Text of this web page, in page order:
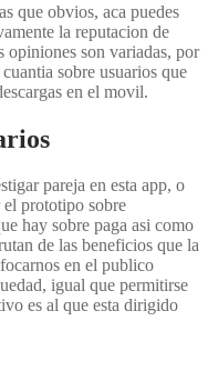
que obvios, aca puedes
la reputacion de
opiniones son variadas, por
sobre usuarios que
en el movil.
pareja en esta app, o
prototipo sobre
hay sobre paga asi­ como
de las beneficios que la
en el publico
igual que permitirse
es al que esta dirigido